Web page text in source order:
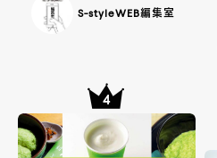
S-styleWEB編集室